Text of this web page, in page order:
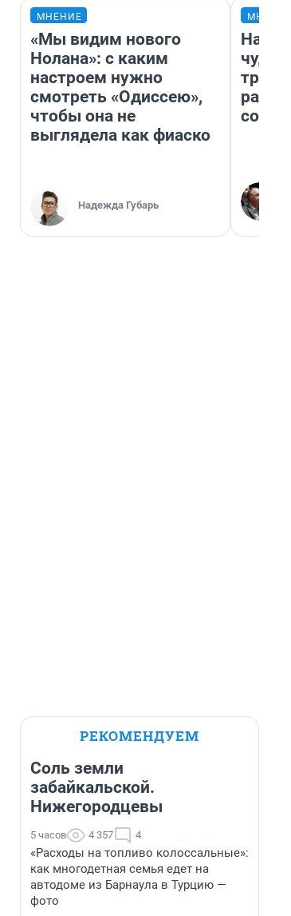
МНЕНИЕ
«Мы видим нового
Нолана»: с каким
настроем нужно
смотреть «Одиссею»,
чтобы она не
выглядела как фиаско
Надежда Губарь
РЕКОМЕНДУЕМ
Соль земли
забайкальской.
Нижегородцевы
5 часов 4 357 4
«Расходы на топливо колоссальные»:
как многодетная семья едет на
автодоме из Барнаула в Турцию —
фото